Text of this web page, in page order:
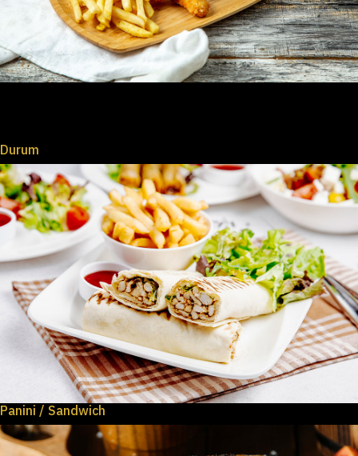
Durum
Panini / Sandwich